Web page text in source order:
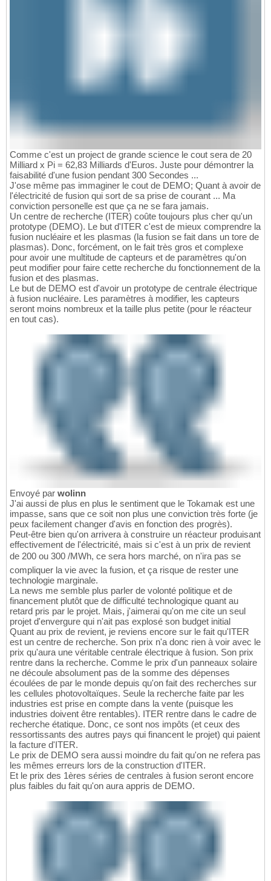
Comme c'est un project de grande science le cout sera de 20
Milliard x Pi = 62,83 Milliards d'Euros. Juste pour démontrer la
faisabilité d'une fusion pendant 300 Secondes ...
J'ose même pas immaginer le cout de DEMO; Quant à avoir de
l'électricité de fusion qui sort de sa prise de courant ... Ma
conviction personelle est que ça ne se fara jamais.
Un centre de recherche (ITER) coûte toujours plus cher qu'un
prototype (DEMO). Le but d'ITER c'est de mieux comprendre la
fusion nucléaire et les plasmas (la fusion se fait dans un tore de
plasmas). Donc, forcément, on le fait très gros et complexe
pour avoir une multitude de capteurs et de paramètres qu'on
peut modifier pour faire cette recherche du fonctionnement de la
fusion et des plasmas.
Le but de DEMO est d'avoir un prototype de centrale électrique
à fusion nucléaire. Les paramètres à modifier, les capteurs
seront moins nombreux et la taille plus petite (pour le réacteur
en tout cas).
Envoyé par wolinn
J'ai aussi de plus en plus le sentiment que le Tokamak est une
impasse, sans que ce soit non plus une conviction très forte (je
peux facilement changer d'avis en fonction des progrès).
Peut-être bien qu'on arrivera à construire un réacteur produisant
effectivement de l'électricité, mais si c'est à un prix de revient
de 200 ou 300 /MWh, ce sera hors marché, on n'ira pas se
compliquer la vie avec la fusion, et ça risque de rester une
technologie marginale.
La news me semble plus parler de volonté politique et de
financement plutôt que de difficulté technologique quant au
retard pris par le projet. Mais, j'aimerai qu'on me cite un seul
projet d'envergure qui n'ait pas explosé son budget initial
Quant au prix de revient, je reviens encore sur le fait qu'ITER
est un centre de recherche. Son prix n'a donc rien à voir avec le
prix qu'aura une véritable centrale électrique à fusion. Son prix
rentre dans la recherche. Comme le prix d'un panneaux solaire
ne découle absolument pas de la somme des dépenses
écoulées de par le monde depuis qu'on fait des recherches sur
les cellules photovoltaïques. Seule la recherche faite par les
industries est prise en compte dans la vente (puisque les
industries doivent être rentables). ITER rentre dans le cadre de
recherche étatique. Donc, ce sont nos impôts (et ceux des
ressortissants des autres pays qui financent le projet) qui paient
la facture d'ITER.
Le prix de DEMO sera aussi moindre du fait qu'on ne refera pas
les mêmes erreurs lors de la construction d'ITER.
Et le prix des 1ères séries de centrales à fusion seront encore
plus faibles du fait qu'on aura appris de DEMO.